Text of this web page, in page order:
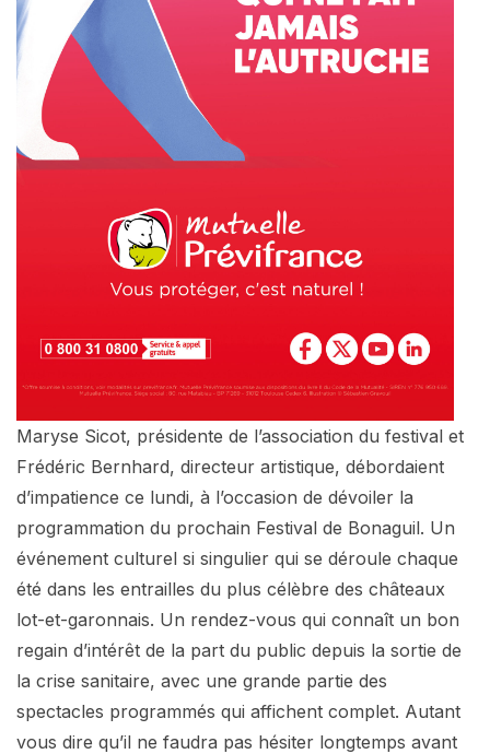
Maryse Sicot, présidente de l’association du festival et
Frédéric Bernhard, directeur artistique, débordaient
d’impatience ce lundi, à l’occasion de dévoiler la
programmation du prochain Festival de Bonaguil. Un
événement culturel si singulier qui se déroule chaque
été dans les entrailles du plus célèbre des châteaux
lot-et-garonnais. Un rendez-vous qui connaît un bon
regain d’intérêt de la part du public depuis la sortie de
la crise sanitaire, avec une grande partie des
spectacles programmés qui affichent complet. Autant
vous dire qu’il ne faudra pas hésiter longtemps avant